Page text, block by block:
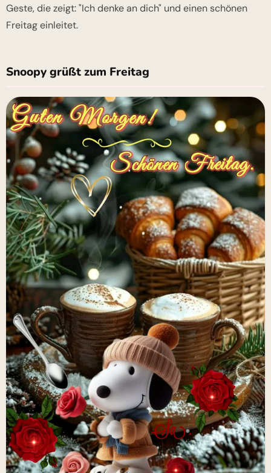
Geste, die zeigt: "Ich denke an dich" und einen schönen
Freitag einleitet.
Snoopy grüßt zum Freitag